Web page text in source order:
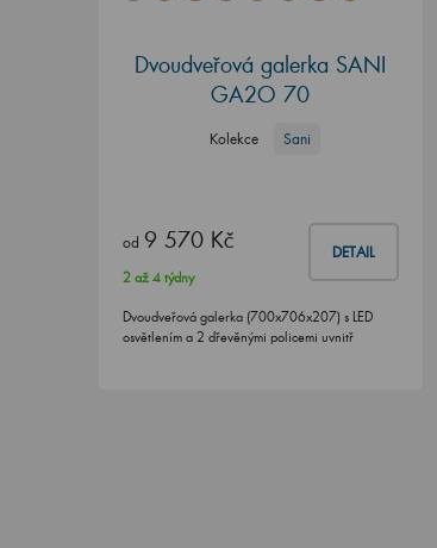
Dvoudveřová galerka SANI
GA2O 70
Kolekce Sani
od 9 570 Kč DETAIL
2 až 4 týdny
Dvoudveřová galerka (700x706x207) s LED
osvětlením a 2 dřevěnými policemi uvnitř